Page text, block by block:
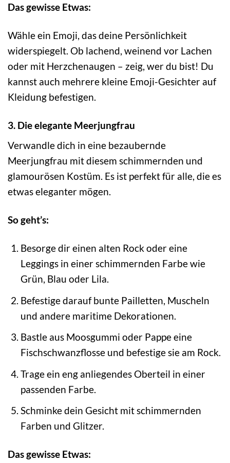
Das gewisse Etwas:
Wähle ein Emoji, das deine Persönlichkeit
widerspiegelt. Ob lachend, weinend vor Lachen
oder mit Herzchenaugen – zeig, wer du bist! Du
kannst auch mehrere kleine Emoji-Gesichter auf
Kleidung befestigen.
3. Die elegante Meerjungfrau
Verwandle dich in eine bezaubernde
Meerjungfrau mit diesem schimmernden und
glamourösen Kostüm. Es ist perfekt für alle, die es
etwas eleganter mögen.
So geht’s:
Besorge dir einen alten Rock oder eine
Leggings in einer schimmernden Farbe wie
Grün, Blau oder Lila.
Befestige darauf bunte Pailletten, Muscheln
und andere maritime Dekorationen.
Bastle aus Moosgummi oder Pappe eine
Fischschwanzflosse und befestige sie am Rock.
Trage ein eng anliegendes Oberteil in einer
passenden Farbe.
Schminke dein Gesicht mit schimmernden
Farben und Glitzer.
Das gewisse Etwas: